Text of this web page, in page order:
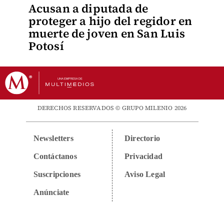
Acusan a diputada de
proteger a hijo del regidor en
muerte de joven en San Luis
Potosí
DERECHOS RESERVADOS © GRUPO MILENIO 2026
Newsletters
Contáctanos
Suscripciones
Anúnciate
Directorio
Privacidad
Aviso Legal